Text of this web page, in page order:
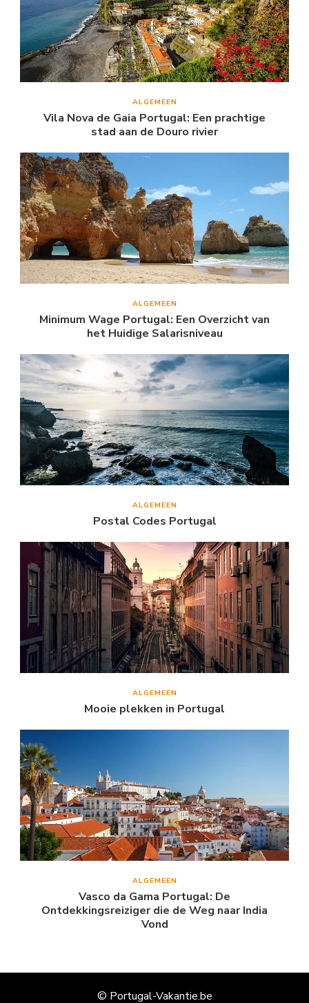
ALGEMEEN
Vila Nova de Gaia Portugal: Een prachtige
stad aan de Douro rivier
ALGEMEEN
Minimum Wage Portugal: Een Overzicht van
het Huidige Salarisniveau
ALGEMEEN
Postal Codes Portugal
ALGEMEEN
Mooie plekken in Portugal
ALGEMEEN
Vasco da Gama Portugal: De
Ontdekkingsreiziger die de Weg naar India
Vond
© Portugal-Vakantie.be